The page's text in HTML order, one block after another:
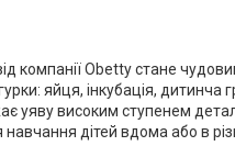
компанії Obetty стане
яйця, інкубація, дитинча
уяву високим ступенем
дітей вдома або в